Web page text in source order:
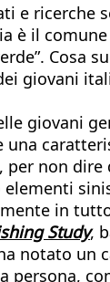
e ricerche
è il
Cosa
giovani
giovani
non
elementi
in
Study,
notato un
persona,